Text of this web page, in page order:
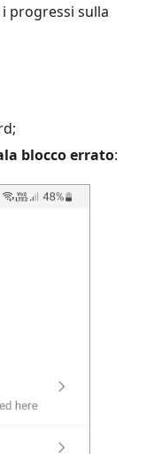
progressi sulla
blocco errato: